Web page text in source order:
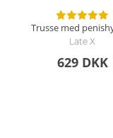
Trusse med
Late X
629 DKK